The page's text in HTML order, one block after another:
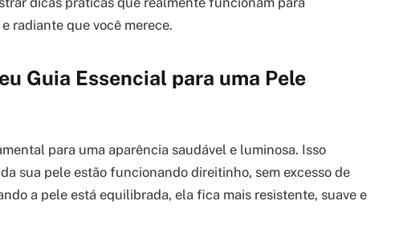
radiante que você merece.
Guia Essencial para uma Pele
para uma aparência saudável e luminosa. Isso
sua pele estão funcionando direitinho, sem excesso de
a pele está equilibrada, ela fica mais resistente, suave e